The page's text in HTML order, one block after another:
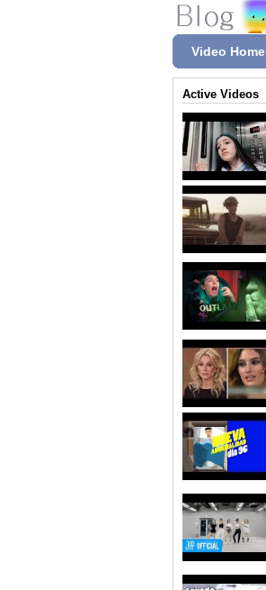
Video Home
Active Videos